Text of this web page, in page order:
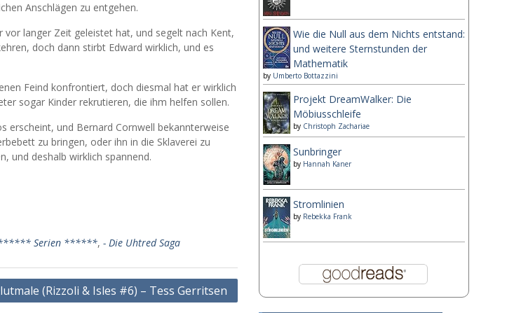
Anschlägen zu entgehen.
langer Zeit geleistet hat, und segelt nach Kent,
doch dann stirbt Edward wirklich, und es
Feind konfrontiert, doch diesmal hat er wirklich
sogar Kinder rekrutieren, die ihm helfen sollen.
erscheint, und Bernard Cornwell bekannterweise
zu bringen, oder ihn in die Sklaverei zu
und deshalb wirklich spannend.
Serien ******, - Die Uhtred Saga
(Rizzoli & Isles #6) – Tess Gerritsen
Wie die Null aus dem Nichts entstand:
und weitere Sternstunden der
Mathematik
by Umberto Bottazzini
Projekt DreamWalker: Die
Möbiusschleife
by Christoph Zachariae
Sunbringer
by Hannah Kaner
Stromlinien
by Rebekka Frank